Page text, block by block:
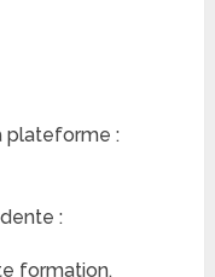
plateforme :
:
formation.